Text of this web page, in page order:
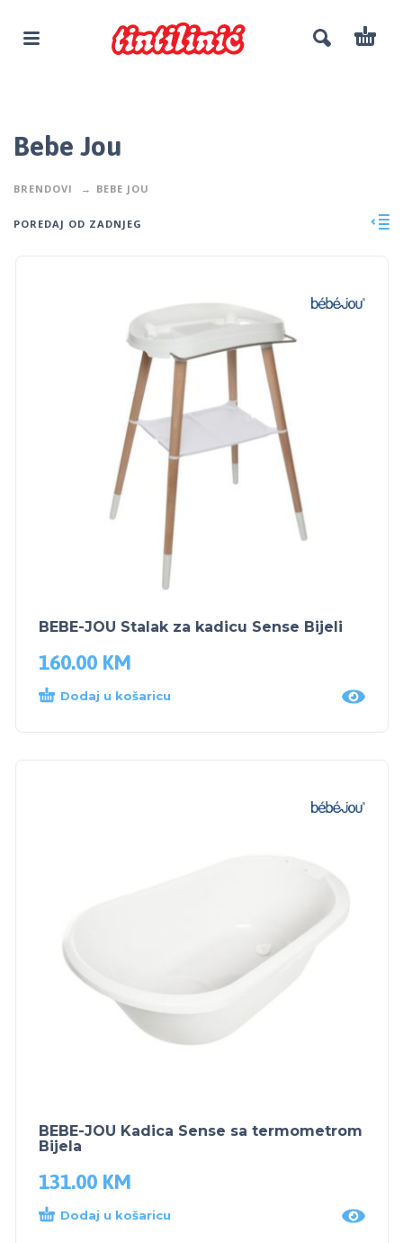
Bebe Jou
BRENDOVI BEBE JOU
POREDAJ OD ZADNJEG
BEBE-JOU Stalak za kadicu Sense Bijeli
160.00 KM
Dodaj u košaricu
BEBE-JOU Kadica Sense sa termometrom
Bijela
131.00 KM
Dodaj u košaricu